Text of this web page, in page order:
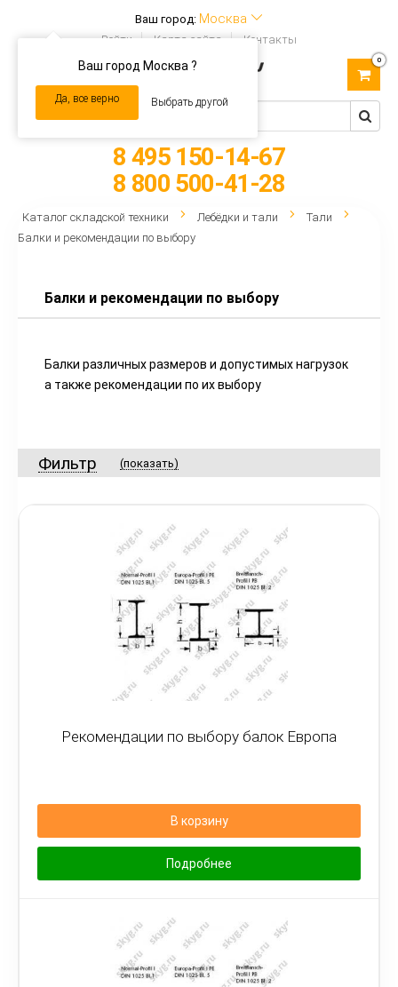
Ваш город: Москва
Ваш город Москва ?
Да, все верно Выбрать другой
Войти Карта сайта Контакты
navigation
0
8 495 150-14-67
8 800 500-41-28
Каталог складской техники Лебёдки и тали
Тали
Балки и рекомендации по выбору
Балки и рекомендации по выбору
Балки различных размеров и допустимых нагрузок
а также рекомендации по их выбору
Фильтр (показать)
Рекомендации по выбору балок Европа
В корзину
Подробнее